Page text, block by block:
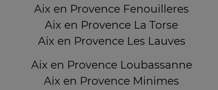
Aix en Provence Fenouilleres
Aix en Provence La Torse
Aix en Provence Les Lauves
Aix en Provence Loubassanne
Aix en Provence Minimes